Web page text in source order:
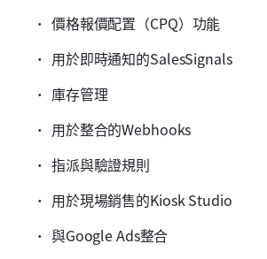
價格報價配置（CPQ）功能
用於即時通知的SalesSignals
庫存管理
用於整合的Webhooks
指派與驗證規則
用於現場銷售的Kiosk Studio
與Google Ads整合